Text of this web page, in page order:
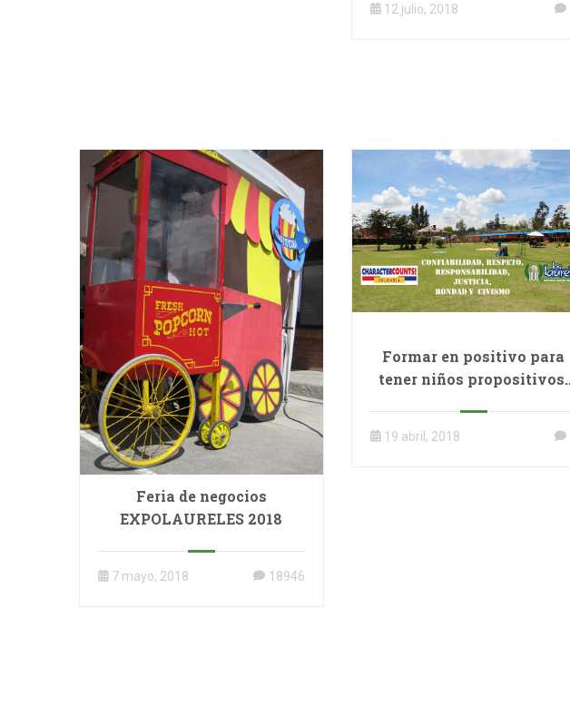
12 julio, 2018
Feria de negocios
EXPOLAURELES 2018
7 mayo, 2018 18946
Formar en positivo para
tener niños propositivos,
19 abril, 2018